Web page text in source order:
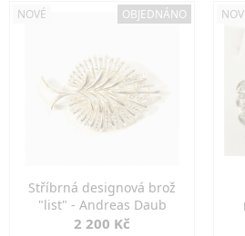
NOVÉ OBJEDNÁNO
Stříbrná designová brož
"list" - Andreas Daub
2 200 Kč